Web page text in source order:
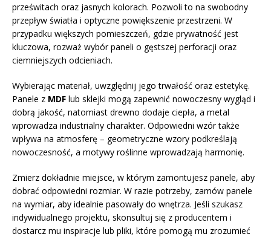
prześwitach oraz jasnych kolorach. Pozwoli to na swobodny
przepływ światła i optyczne powiększenie przestrzeni. W
przypadku większych pomieszczeń, gdzie prywatność jest
kluczowa, rozważ wybór paneli o gęstszej perforacji oraz
ciemniejszych odcieniach.
Wybierając materiał, uwzględnij jego trwałość oraz estetykę.
Panele z MDF lub sklejki mogą zapewnić nowoczesny wygląd i
dobrą jakość, natomiast drewno dodaje ciepła, a metal
wprowadza industrialny charakter. Odpowiedni wzór także
wpływa na atmosferę – geometryczne wzory podkreślają
nowoczesność, a motywy roślinne wprowadzają harmonię.
Zmierz dokładnie miejsce, w którym zamontujesz panele, aby
dobrać odpowiedni rozmiar. W razie potrzeby, zamów panele
na wymiar, aby idealnie pasowały do wnętrza. Jeśli szukasz
indywidualnego projektu, skonsultuj się z producentem i
dostarcz mu inspiracje lub pliki, które pomogą mu zrozumieć